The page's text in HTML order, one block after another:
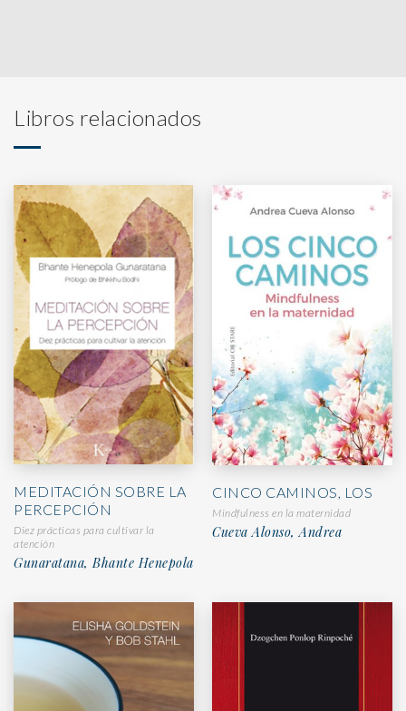
Libros relacionados
MEDITACIÓN SOBRE LA
PERCEPCIÓN
Diez prácticas para cultivar la
atención
Gunaratana, Bhante Henepola
CINCO CAMINOS, LOS
Mindfulness en la maternidad
Cueva Alonso, Andrea